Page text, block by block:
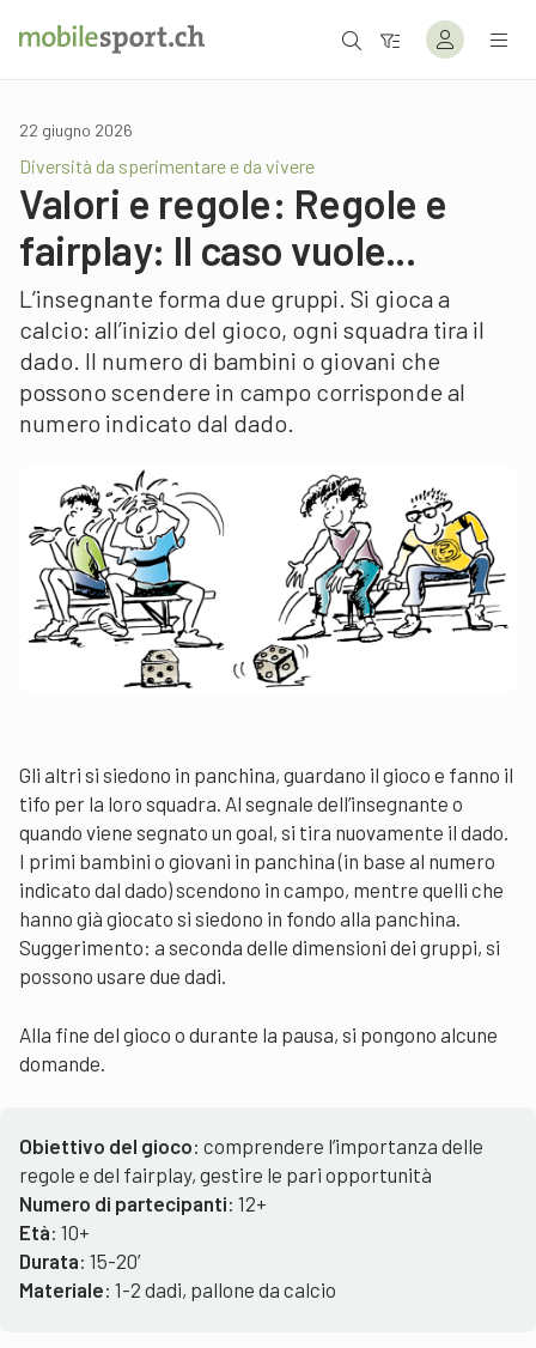
22 giugno 2026
Diversità da sperimentare e da vivere
Valori e regole: Regole e
fairplay: Il caso vuole...
L’insegnante forma due gruppi. Si gioca a
calcio: all’inizio del gioco, ogni squadra tira il
dado. Il numero di bambini o giovani che
possono scendere in campo corrisponde al
numero indicato dal dado.
Gli altri si siedono in panchina, guardano il gioco e fanno il
tifo per la loro squadra. Al segnale dell’insegnante o
quando viene segnato un goal, si tira nuovamente il dado.
I primi bambini o giovani in panchina (in base al numero
indicato dal dado) scendono in campo, mentre quelli che
hanno già giocato si siedono in fondo alla panchina.
Suggerimento: a seconda delle dimensioni dei gruppi, si
possono usare due dadi.
Alla fine del gioco o durante la pausa, si pongono alcune
domande.
Obiettivo del gioco: comprendere l’importanza delle
regole e del fairplay, gestire le pari opportunità
Numero di partecipanti: 12+
Età: 10+
Durata: 15-20’
Materiale: 1-2 dadi, pallone da calcio